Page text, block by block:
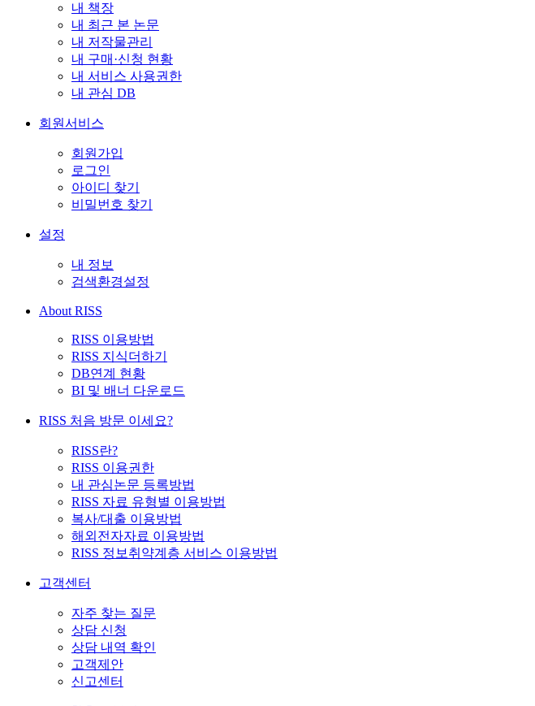
내 책장
내 최근 본 논문
내 저작물관리
내 구매·신청 현황
내 서비스 사용권한
내 관심 DB
회원서비스
회원가입
로그인
아이디 찾기
비밀번호 찾기
설정
내 정보
검색환경설정
About RISS
RISS 이용방법
RISS 지식더하기
DB연계 현황
BI 및 배너 다운로드
RISS 처음 방문 이세요?
RISS란?
RISS 이용권한
내 관심논문 등록방법
RISS 자료 유형별 이용방법
복사/대출 이용방법
해외전자자료 이용방법
RISS 정보취약계층 서비스 이용방법
고객센터
자주 찾는 질문
상담 신청
상담 내역 확인
고객제안
신고센터